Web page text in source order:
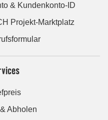
& Kundenkonto-ID
Projekt-Marktplatz
Abholen